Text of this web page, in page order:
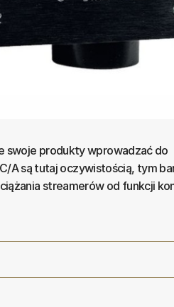
swoje produkty wprowadzać do
A są tutaj oczywistością, tym
streamerów od funkcji